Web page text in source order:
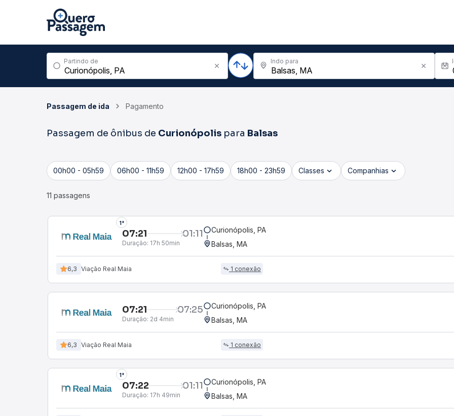
Partindo de Indo para
Passagem de ida Pagamento
Passagem de ônibus de Curionópolis para Balsas
00h00 - 05h59 06h00 - 11h59 12h00 - 17h59 18h00 - 23h59 Classes Companhias
11 passagens
1°
07:21 01:11
Duração: 17h 50min
Curionópolis, PA
Balsas, MA
6,3 Viação Real Maia 1 conexão
07:21 07:25
Duração: 2d 4min
Curionópolis, PA
Balsas, MA
6,3 Viação Real Maia 1 conexão
1°
07:22 01:11
Duração: 17h 49min
Curionópolis, PA
Balsas, MA